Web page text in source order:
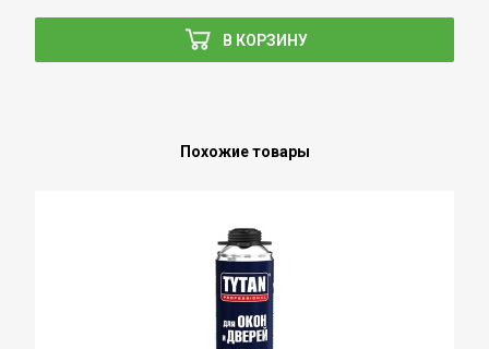
В КОРЗИНУ
Похожие товары